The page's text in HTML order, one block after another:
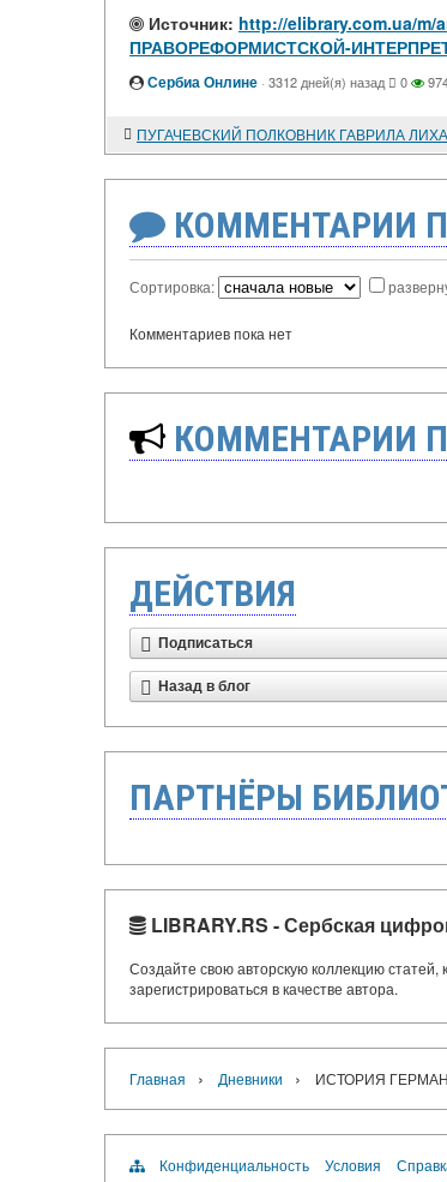
Источник: http://elibrary.com.ua/
ПРАВОРЕФОРМИСТСКОЙ-
Сербиа Онлине · 3312 дней(я) назад 0
КОММЕНТАРИИ
Сортировка:
Комментариев пока нет
КОММЕНТАРИИ
ДЕЙСТВИЯ
Подписаться
Назад в блог
ПАРТНЁРЫ
LIBRARY.RS - Сербская
Создайте свою авторскую коллекцию
зарегистрироваться в качестве автора.
Главная › Дневники › ИСТОРИЯ
Конфиденциальность Условия